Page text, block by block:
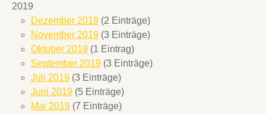
2019
Dezember 2019 (2 Einträge)
November 2019 (3 Einträge)
Oktober 2019 (1 Eintrag)
September 2019 (3 Einträge)
Juli 2019 (3 Einträge)
Juni 2019 (5 Einträge)
Mai 2019 (7 Einträge)